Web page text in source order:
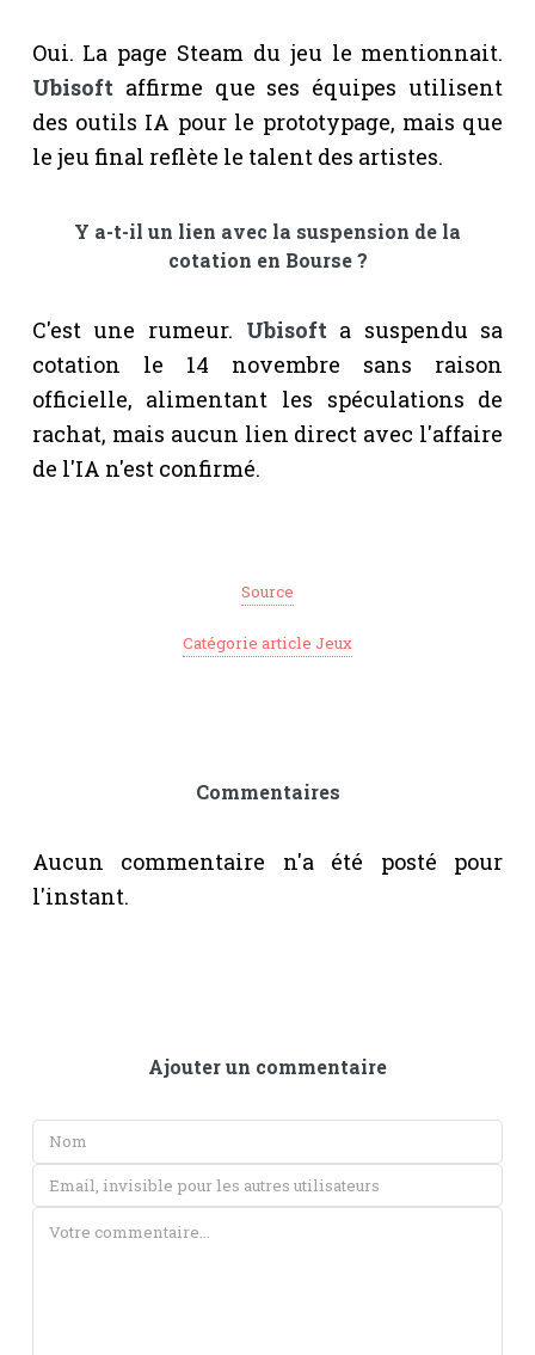
Oui. La page Steam du jeu le mentionnait.
Ubisoftaffirme que ses équipes utilisent
des outils IA pour le prototypage, mais que
le jeu final reflète le talent des artistes.
Y a-t-il un lien avec la suspension de la
cotation en Bourse ?
C'est une rumeur. Ubisofta suspendu sa
cotation le 14 novembre sans raison
officielle, alimentant les spéculations de
rachat, mais aucun lien direct avec l'affaire
de l'IA n'est confirmé.
Source
Catégorie article Jeux
Ajouter un commentaire
Commentaires
Aucun commentaire n'a été posté pour
l'instant.